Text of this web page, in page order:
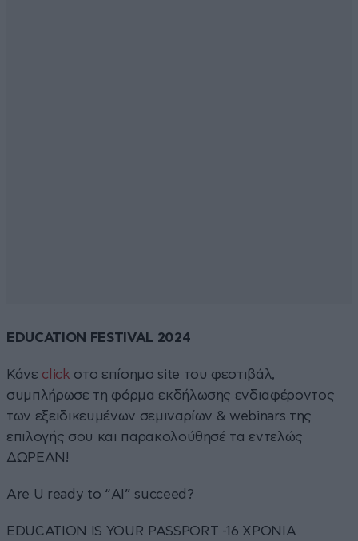
EDUCATION FESTIVAL 2024
Κάνε clic k στο επίσημο site του φεστιβάλ,
συμπλήρωσε τη φόρμα εκδήλωσης ενδιαφέροντος
των εξειδικευμένων σεμιναρίων & webinars της
επιλογής σου και παρακολούθησέ τα εντελώς
ΔΩΡΕΑΝ!
Are U ready to “ΑΙ” succeed?
ΕDUCATION IS YOUR PASSPORT -16 ΧΡΟΝΙΑ